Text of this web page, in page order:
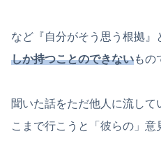
など『自分がそう思う根拠』
しか持つことのできないもの
聞いた話をただ他人に流し
こまで行こうと「彼らの」意